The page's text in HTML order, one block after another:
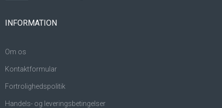
INFORMATION
Om os
Kontaktformular
Fortrolighedspolitik
Handels- og leveringsbetingelser